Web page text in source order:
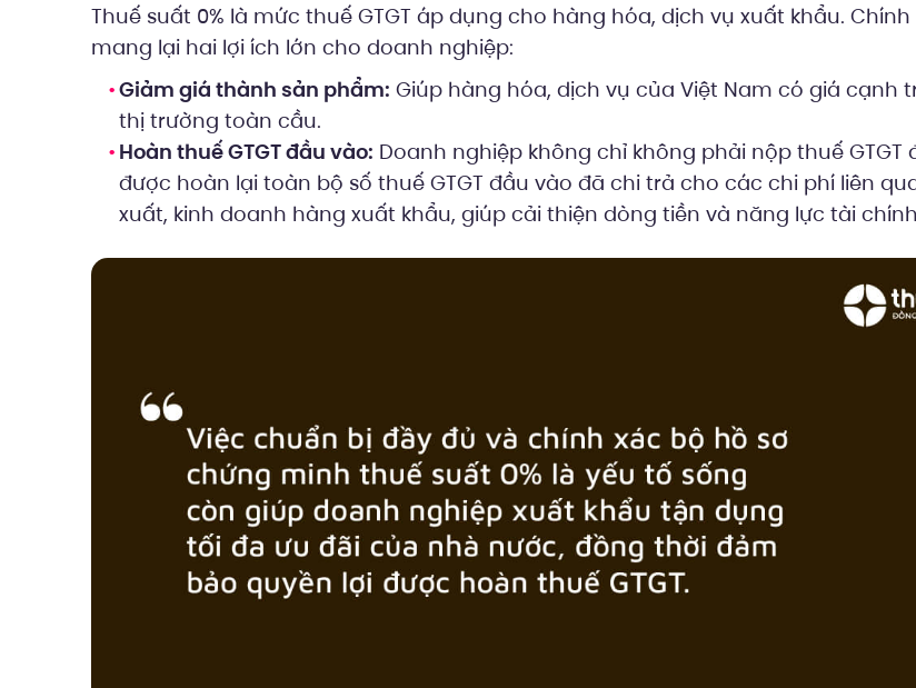
Thuế suất 0% là mức thuế GTGT áp dụng cho hàng hóa, dịch vụ xuất khẩu.
mang lại hai lợi ích lớn cho doanh nghiệp:
Giảm giá thành sản phẩm: Giúp hàng hóa, dịch vụ của Việt Nam có giá cạnh
thị trường toàn cầu.
Hoàn thuế GTGT đầu vào: Doanh nghiệp không chỉ không phải nộp thuế GTGT
được hoàn lại toàn bộ số thuế GTGT đầu vào đã chi trả cho các chi phí liên
xuất, kinh doanh hàng xuất khẩu, giúp cải thiện dòng tiền và năng lực tài